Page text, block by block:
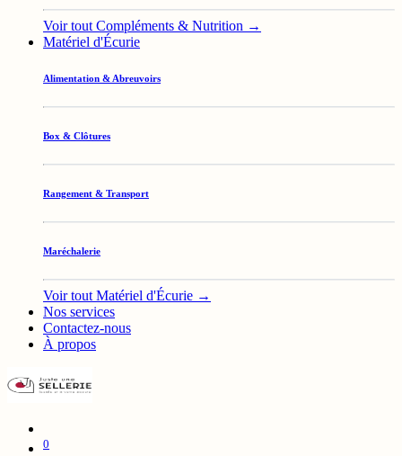
Voir tout Compléments & Nutrition →
Matériel d'Écurie
Alimentation & Abreuvoirs
Box & Clôtures
Rangement & Transport
Maréchalerie
Voir tout Matériel d'Écurie →
Nos services
Contactez-nous
À propos
0